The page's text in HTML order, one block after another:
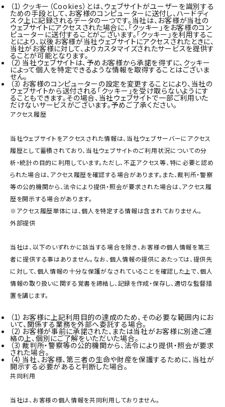
（1） クッキー（Cookies）とは、ウェブサイトがユーザーを識別する
ための手段として、お客様のコンピューターに送付し、ハードディ
スク上に記録されるデータの一つです。当社は、お客様が当社の
ウェブサイトにアクセスされた場合に、「クッキー」をお客様のコン
ピューターに送付することがございます。「クッキー」を利用するこ
とにより、以後お客様が当社ウェブサイトにアクセスされたときに、
当社がお客様に対して、よりカスタマイズされたサービスを提供す
ることが可能となります。
（2） 当社ウェブサイトは、予めお客様から承諾を得ずに、クッキー
によって個人を特定できるような情報を取得することはございま
せん。
（3） お客様のコンピューターの設定を変更することにより、当社の
ウェブサイトから送付される「クッキー」を受け取らないようにす
ることもできます。その場合、当社ウェブサイトで一部ご利用いた
だけないサービスがございます。予めご了承ください。
アクセス履歴
当社ウェブサイトをアクセスされた情報は、当社ウェブサーバーにアクセス
履歴として蓄積されており、当社ウェブサイトのご利用状況についての分
析・統計の目的に利用しています。ただし、不正アクセス等、特に必要と認め
られた場合は、アクセス履歴を確認する場合があります。また、裁判所・警察
等の公的機関から、法令により提供・照会が要求された場合は、アクセス履
歴を開示する場合があります。
※アクセス履歴単体には、個人を特定する情報は含まれておりません。
外部提供
当社は、以下のいずれかに該当する場合を除き、お客様の個人情報を第三
者に提供する事はありません。なお、個人情報の提供にあたっては、提供先
に対して、個人情報の十分な保護がなされていることを確認した上で、個人
情報の取り扱いに関する覚書を締結し、記録を作成・保存し、適切な監督措
置を講じます。
（1） お客様に上記利用目的の達成のため、その必要な範囲内にお
いて、関係する業務を外部へ委託する場合。
（2） お客様が事前に承諾された、または当社がお客様に別途ご連
絡の上、個別にご了解をいただいた場合。
（3）裁判所・警察等の公的機関から、法令により提供・照会が要求
された場合。
（4）当社、お客様、第三者の生命や財産を保護するために、当社が
開示する必要があると判断した場合。
共同利用
当社は、お客様の個人情報を共同利用しておりません。